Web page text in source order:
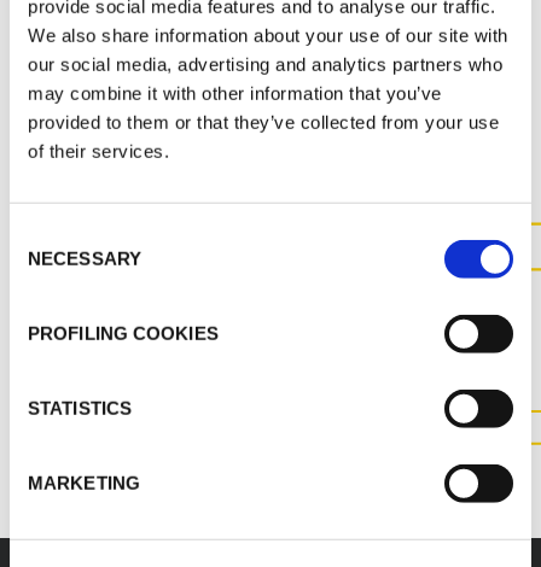
provide social media features and to analyse our traffic.
We also share information about your use of our site with
our social media, advertising and analytics partners who
may combine it with other information that you’ve
provided to them or that they’ve collected from your use
of their services.
Selection
NECESSARY
PROFILING COOKIES
STATISTICS
MARKETING
AUTRES DOCUMENTS
PLUS D'INFORMATIONS SUR
CE PRODUIT